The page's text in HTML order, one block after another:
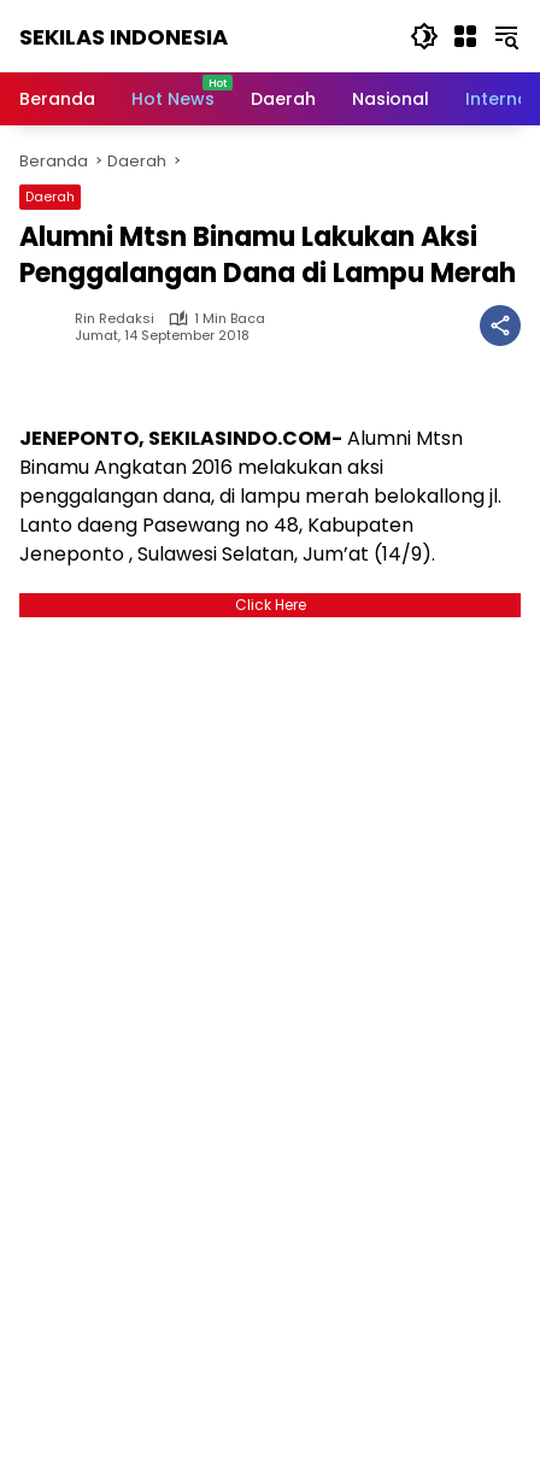
SEKILAS INDONESIA
Terkini,
Latest
World,
Headlines,
News
Today
Beranda Hot News Daerah Nasional
Beranda Daerah
Daerah
Alumni Mtsn Binamu Lakukan Aksi
Penggalangan Dana di Lampu Merah
Rin Redaksi
1 Min Baca
Jumat, 14 September 2018
JENEPONTO, SEKILASINDO.COM- Alumni Mtsn
Binamu Angkatan 2016 melakukan aksi
penggalangan dana, di lampu merah belokallong jl.
Lanto daeng Pasewang no 48, Kabupaten
Jeneponto , Sulawesi Selatan, Jum’at (14/9).
Click Here